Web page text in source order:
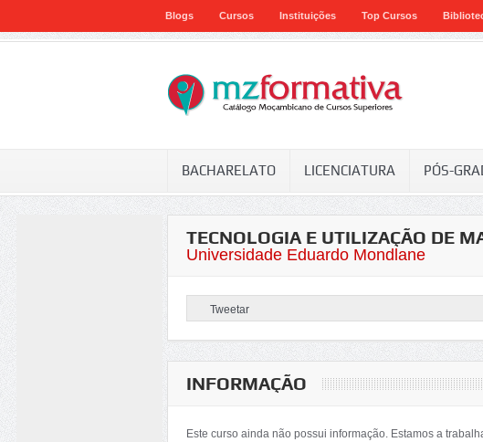
Blogs Cursos Instituições Top Cursos
BACHARELATO LICENCIATURA PÓS-
TECNOLOGIA E UTILIZAÇÃO DE
Universidade Eduardo Mondlane
Tweetar
INFORMAÇÃO
Este curso ainda não possui informação. Estamos a